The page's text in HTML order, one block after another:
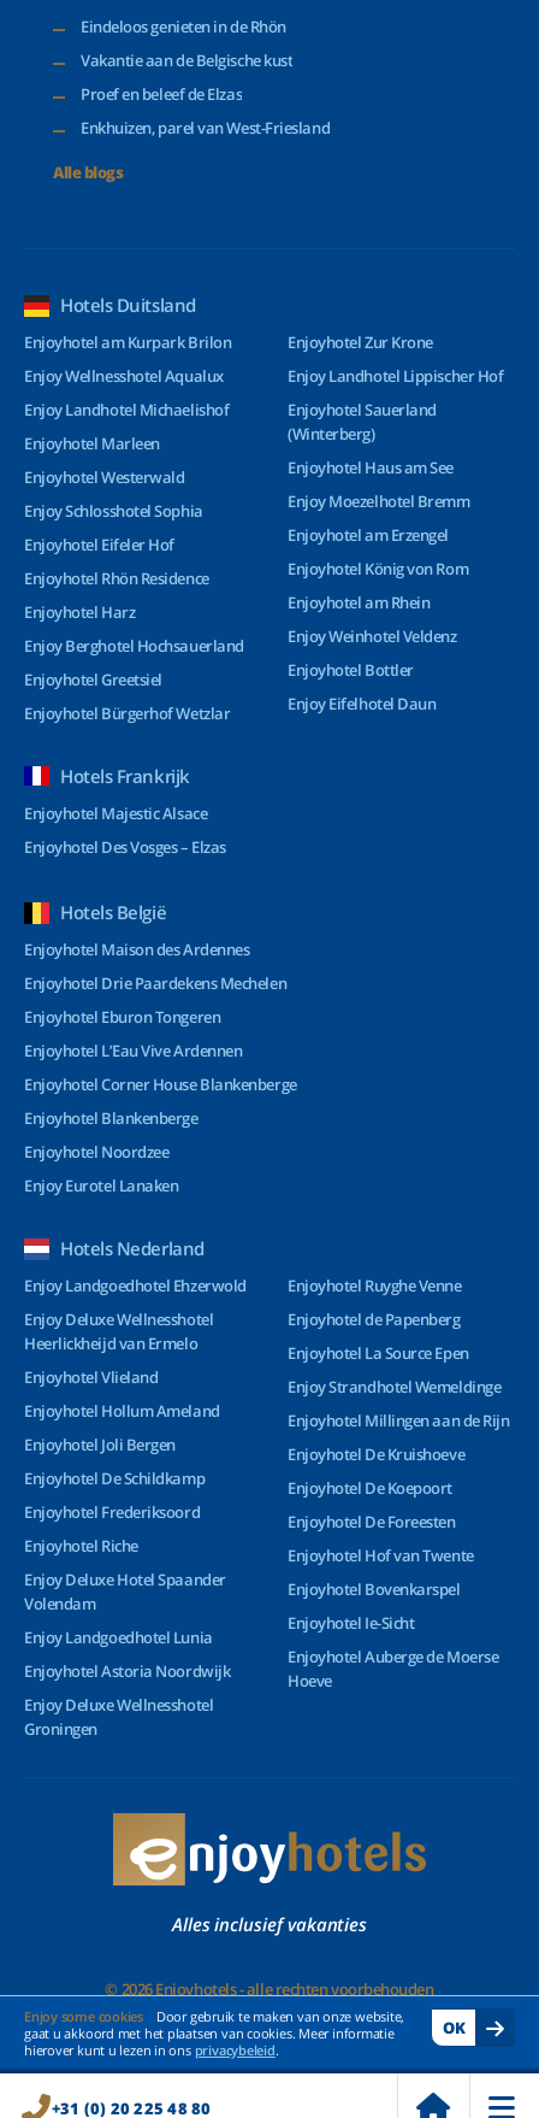
+31 (0) 20 225 48 80
Enjoy some cookies
Door gebruik te maken van onze website,
gaat u akkoord met het plaatsen van cookies. Meer informatie
hierover kunt u lezen in ons privacybeleid.
OK
Eindeloos genieten in de Rhön
Vakantie aan de Belgische kust
Proef en beleef de Elzas
Enkhuizen, parel van West-Friesland
Alle blogs
Hotels Duitsland
Enjoyhotel am Kurpark Brilon
Enjoy Wellnesshotel Aqualux
Enjoy Landhotel Michaelishof
Enjoyhotel Marleen
Enjoyhotel Westerwald
Enjoy Schlosshotel Sophia
Enjoyhotel Eifeler Hof
Enjoyhotel Rhön Residence
Enjoyhotel Harz
Enjoy Berghotel Hochsauerland
Enjoyhotel Greetsiel
Enjoyhotel Bürgerhof Wetzlar
Enjoyhotel Zur Krone
Enjoy Landhotel Lippischer Hof
Enjoyhotel Sauerland
(Winterberg)
Enjoyhotel Haus am See
Enjoy Moezelhotel Bremm
Enjoyhotel am Erzengel
Enjoyhotel König von Rom
Enjoyhotel am Rhein
Enjoy Weinhotel Veldenz
Enjoyhotel Bottler
Enjoy Eifelhotel Daun
Hotels Frankrijk
Enjoyhotel Majestic Alsace
Enjoyhotel Des Vosges – Elzas
Hotels België
Enjoyhotel Maison des Ardennes
Enjoyhotel Drie Paardekens Mechelen
Enjoyhotel Eburon Tongeren
Enjoyhotel L’Eau Vive Ardennen
Enjoyhotel Corner House Blankenberge
Enjoyhotel Blankenberge
Enjoyhotel Noordzee
Enjoy Eurotel Lanaken
Hotels Nederland
Enjoy Landgoedhotel Ehzerwold
Enjoy Deluxe Wellnesshotel
Heerlickheijd van Ermelo
Enjoyhotel Vlieland
Enjoyhotel Hollum Ameland
Enjoyhotel Joli Bergen
Enjoyhotel De Schildkamp
Enjoyhotel Frederiksoord
Enjoyhotel Riche
Enjoy Deluxe Hotel Spaander
Volendam
Enjoy Landgoedhotel Lunia
Enjoyhotel Astoria Noordwijk
Enjoy Deluxe Wellnesshotel
Groningen
Enjoyhotel Ruyghe Venne
Enjoyhotel de Papenberg
Enjoyhotel La Source Epen
Enjoy Strandhotel Wemeldinge
Enjoyhotel Millingen aan de Rijn
Enjoyhotel De Kruishoeve
Enjoyhotel De Koepoort
Enjoyhotel De Foreesten
Enjoyhotel Hof van Twente
Enjoyhotel Bovenkarspel
Enjoyhotel Ie-Sicht
Enjoyhotel Auberge de Moerse
Hoeve
Alles inclusief vakanties
© 2026 Enjoyhotels - alle rechten voorbehouden